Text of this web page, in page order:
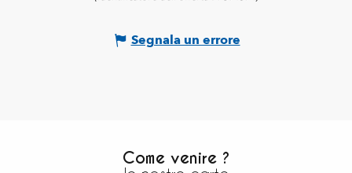
Segnala un errore
Come venire ?